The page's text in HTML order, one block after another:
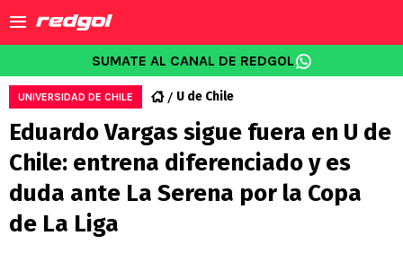
SUMATE AL CANAL DE REDGOL
UNIVERSIDAD DE CHILE U de Chile
Eduardo Vargas sigue fuera en U de
Chile: entrena diferenciado y es
duda ante La Serena por la Copa
de La Liga